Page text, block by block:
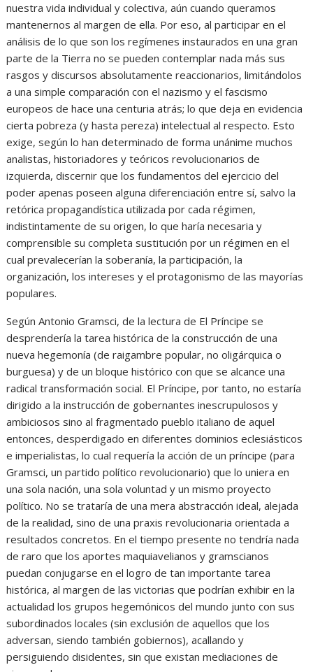
nuestra vida individual y colectiva, aún cuando queramos
mantenernos al margen de ella. Por eso, al participar en el
análisis de lo que son los regímenes instaurados en una gran
parte de la Tierra no se pueden contemplar nada más sus
rasgos y discursos absolutamente reaccionarios, limitándolos
a una simple comparación con el nazismo y el fascismo
europeos de hace una centuria atrás; lo que deja en evidencia
cierta pobreza (y hasta pereza) intelectual al respecto. Esto
exige, según lo han determinado de forma unánime muchos
analistas, historiadores y teóricos revolucionarios de
izquierda, discernir que los fundamentos del ejercicio del
poder apenas poseen alguna diferenciación entre sí, salvo la
retórica propagandística utilizada por cada régimen,
indistintamente de su origen, lo que haría necesaria y
comprensible su completa sustitución por un régimen en el
cual prevalecerían la soberanía, la participación, la
organización, los intereses y el protagonismo de las mayorías
populares.
Según Antonio Gramsci, de la lectura de El Príncipe se
desprendería la tarea histórica de la construcción de una
nueva hegemonía (de raigambre popular, no oligárquica o
burguesa) y de un bloque histórico con que se alcance una
radical transformación social. El Príncipe, por tanto, no estaría
dirigido a la instrucción de gobernantes inescrupulosos y
ambiciosos sino al fragmentado pueblo italiano de aquel
entonces, desperdigado en diferentes dominios eclesiásticos
e imperialistas, lo cual requería la acción de un príncipe (para
Gramsci, un partido político revolucionario) que lo uniera en
una sola nación, una sola voluntad y un mismo proyecto
político. No se trataría de una mera abstracción ideal, alejada
de la realidad, sino de una praxis revolucionaria orientada a
resultados concretos. En el tiempo presente no tendría nada
de raro que los aportes maquiavelianos y gramscianos
puedan conjugarse en el logro de tan importante tarea
histórica, al margen de las victorias que podrían exhibir en la
actualidad los grupos hegemónicos del mundo junto con sus
subordinados locales (sin exclusión de aquellos que los
adversan, siendo también gobiernos), acallando y
persiguiendo disidentes, sin que existan mediaciones de